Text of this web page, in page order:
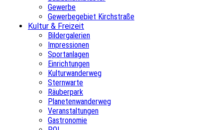
Gewerbe
Gewerbegebiet Kirchstraße
Kultur & Freizeit
Bildergalerien
Impressionen
Sportanlagen
Einrichtungen
Kulturwanderweg
Sternwarte
Räuberpark
Planetenwanderweg
Veranstaltungen
Gastronomie